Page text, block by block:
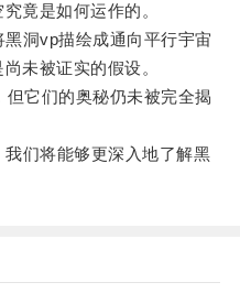
竟是如何运作的。
洞vp描绘成通向平行宇宙
未被证实的假设。
它们的奥秘仍未被完全揭
们将能够更深入地了解黑